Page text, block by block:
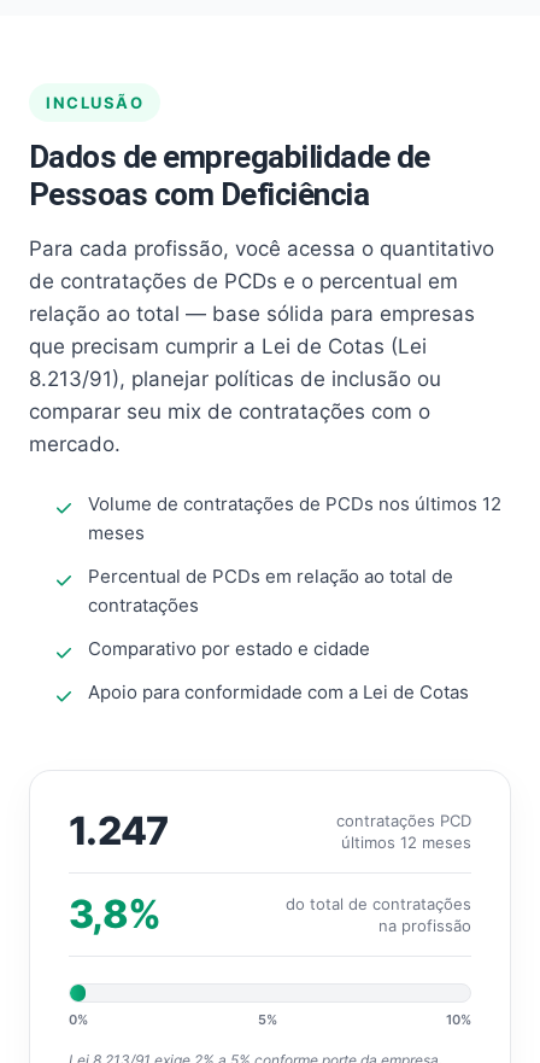
INCLUSÃO
Dados de empregabilidade de
Pessoas com Deficiência
Para cada profissão, você acessa o quantitativo
de contratações de PCDs e o percentual em
relação ao total — base sólida para empresas
que precisam cumprir a Lei de Cotas (Lei
8.213/91), planejar políticas de inclusão ou
comparar seu mix de contratações com o
mercado.
Volume de contratações de PCDs nos últimos 12
meses
Percentual de PCDs em relação ao total de
contratações
Comparativo por estado e cidade
Apoio para conformidade com a Lei de Cotas
1.247
contratações PCD
últimos 12 meses
3,8%
do total de contratações
na profissão
0% 5% 10%